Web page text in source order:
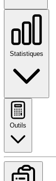
Statistiques
Outils